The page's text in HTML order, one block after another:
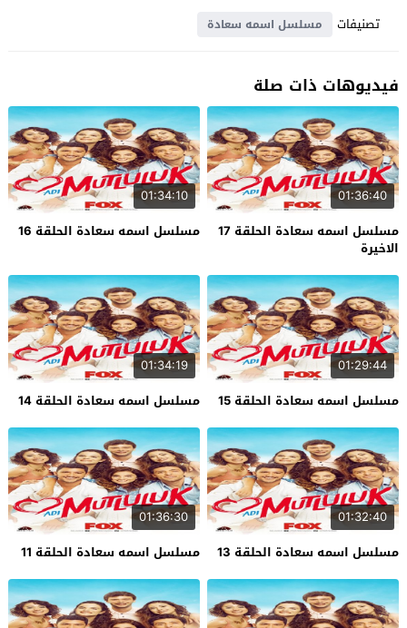
تصنيفات
مسلسل اسمه سعادة
فيديوهات ذات صلة
01:36:40
مسلسل اسمه سعادة الحلقة 17
الاخيرة
01:34:10
مسلسل اسمه سعادة الحلقة 16
01:29:44
مسلسل اسمه سعادة الحلقة 15
01:34:19
مسلسل اسمه سعادة الحلقة 14
01:32:40
مسلسل اسمه سعادة الحلقة 13
01:36:30
مسلسل اسمه سعادة الحلقة 11